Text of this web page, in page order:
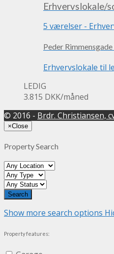
Erhvervslokale/
5 værelser -
Peder
Erhvervslokale til
LEDIG
3.815 DKK/måned
© 2016 - Brdr. Christiansen,
×Close
Property Search
Show more search options
Property features: